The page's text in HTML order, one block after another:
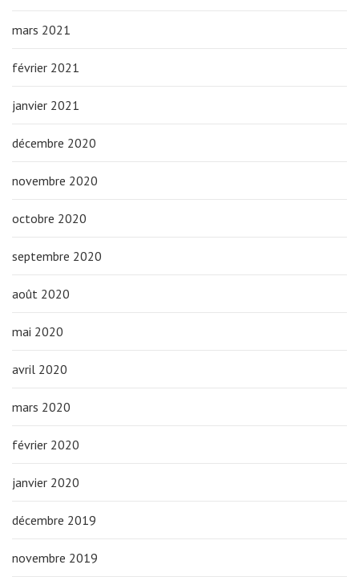
mars 2021
février 2021
janvier 2021
décembre 2020
novembre 2020
octobre 2020
septembre 2020
août 2020
mai 2020
avril 2020
mars 2020
février 2020
janvier 2020
décembre 2019
novembre 2019